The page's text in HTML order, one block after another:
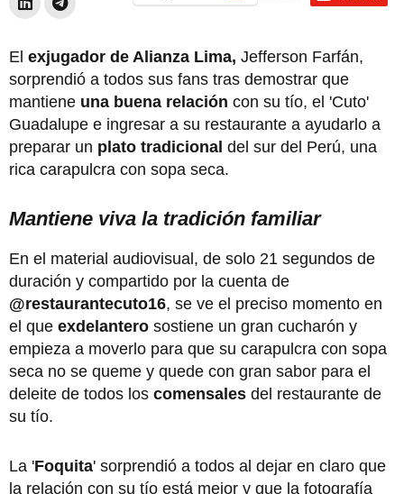
El exjugador de Alianza Lima, Jefferson Farfán,
sorprendió a todos sus fans tras demostrar que
mantiene una buena relación con su tío, el 'Cuto'
Guadalupe e ingresar a su restaurante a ayudarlo a
preparar un plato tradicional del sur del Perú, una
rica carapulcra con sopa seca.
Mantiene viva la tradición familiar
En el material audiovisual, de solo 21 segundos de
duración y compartido por la cuenta de
@restaurantecuto16, se ve el preciso momento en
el que exdelantero sostiene un gran cucharón y
empieza a moverlo para que su carapulcra con sopa
seca no se queme y quede con gran sabor para el
deleite de todos los comensales del restaurante de
su tío.
La 'Foquita' sorprendió a todos al dejar en claro que
la relación con su tío está mejor y que la fotografía